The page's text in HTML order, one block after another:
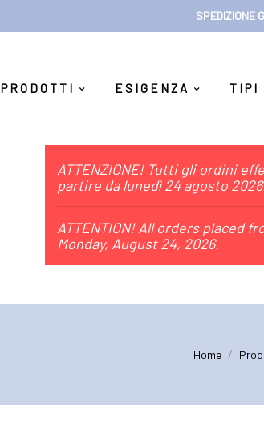
SPEDIZIONE
PRODOTTI ESIGENZA TIPI
ATTENZIONE! Tutti gli ordini
partire da lunedì 24 agosto
ATTENTION! All orders placed
Monday, August 24, 2026.
Home